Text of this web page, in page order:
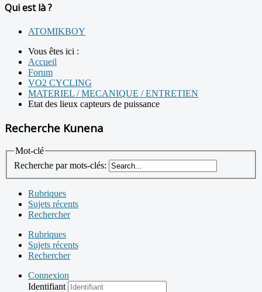
Qui est là ?
ATOMIKBOY
Vous êtes ici :
Accueil
Forum
VO2 CYCLING
MATERIEL / MECANIQUE / ENTRETIEN
Etat des lieux capteurs de puissance
Recherche Kunena
Mot-clé
Recherche par mots-clés:
Rubriques
Sujets récents
Rechercher
Rubriques
Sujets récents
Rechercher
Connexion
Identifiant